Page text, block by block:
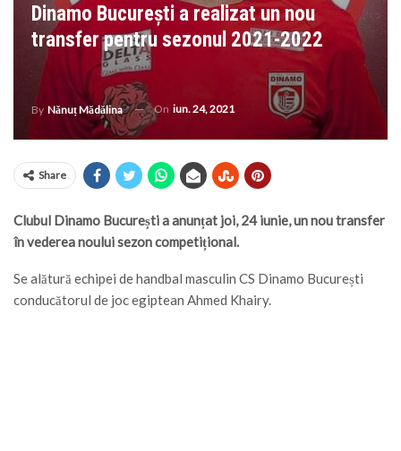
Dinamo București a realizat un nou
transfer pentru sezonul 2021-2022
By Nănuț Mădălina On iun. 24, 2021
Share
Clubul Dinamo București a anunțat joi, 24 iunie, un nou transfer
în vederea noului sezon competițional.
Se alătură echipei de handbal masculin CS Dinamo București
conducătorul de joc egiptean Ahmed Khairy.